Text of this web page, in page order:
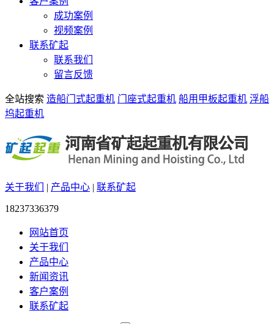
成功案例
视频案例
联系矿起
联系我们
留言反馈
全站搜索 造船门式起重机 门座式起重机 船用甲板起重机 浮船
坞起重机
关于我们 | 产品中心 | 联系矿起
18237336379
网站首页
关于我们
产品中心
新闻资讯
客户案例
联系矿起